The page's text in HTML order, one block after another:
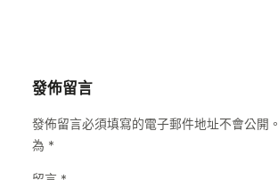
發佈留言
發佈留言必須填寫的電子郵件地址不會公開。
為 *